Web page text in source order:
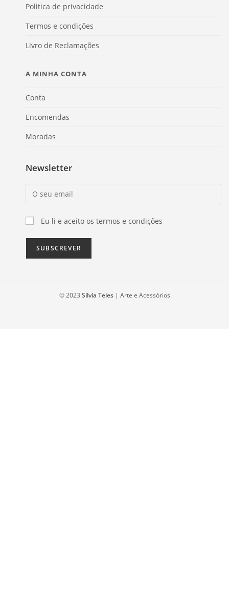
Politica de privacidade
Termos e condições
Livro de Reclamações
A MINHA CONTA
Conta
Encomendas
Moradas
Newsletter
Eu li e aceito os termos e condições
© 2023 Silvia Teles| Arte e Acessórios